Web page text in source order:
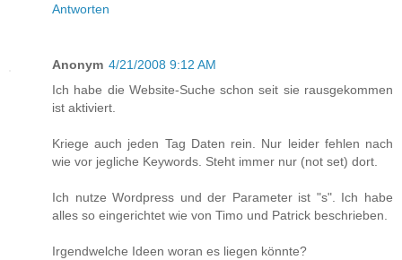
Antworten
Anonym 4/21/2008 9:12 AM
Ich habe die Website-Suche schon seit sie rausgekommen
ist aktiviert.
Kriege auch jeden Tag Daten rein. Nur leider fehlen nach
wie vor jegliche Keywords. Steht immer nur (not set) dort.
Ich nutze Wordpress und der Parameter ist "s". Ich habe
alles so eingerichtet wie von Timo und Patrick beschrieben.
Irgendwelche Ideen woran es liegen könnte?